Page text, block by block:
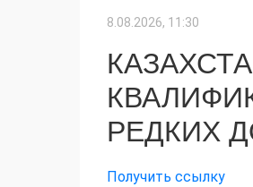
8.08.2026, 11:30
РЕДКИХ
Получить ссылку